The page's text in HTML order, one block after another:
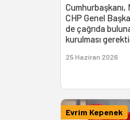
Cumhurbaşkanı,
CHP Genel
de çağrıda
kurulması
25 Haziran 2026
Evrim Kepenek